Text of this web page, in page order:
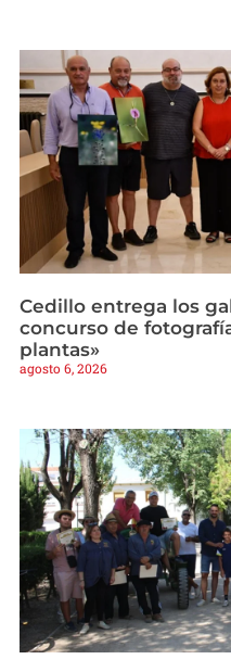
Cedillo entrega los
concurso de
plantas»
agosto 6, 2026